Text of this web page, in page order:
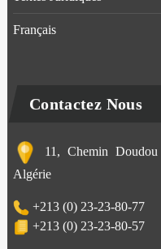
Français
Contactez Nous
11, Chemin
Algérie
+213 (0) 23-23-80-77
+213 (0) 23-23-80-57